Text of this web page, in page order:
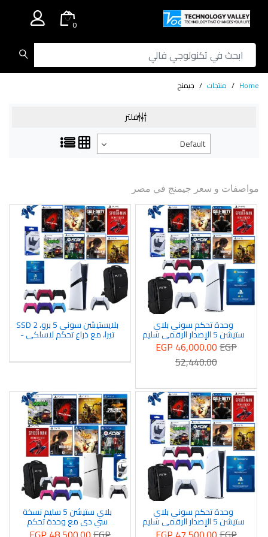
0
.
Home منتجات جيمنج
فلتر
Default
مواصفات و سعر جيمنج في مصر
وحدة تحكم سوني بلاي
ستيشن 5 الإصدار الرقمي سليم
825 جيجا SSD مع وحدة تحكم
دوال سينس + 8 ألعاب مجانية
و دراع دوال سيسنس ملون
EGP 46,000.00EGP
52,440.00
بلايستيشن سوني 5 برو، SSD 2
تيرا، مع ذراع تحكم لاسلكي -
ابيض مع 8 العاب مجانية و دراع
شنطة + 3 شهور بلس مجانا
وحدة تحكم سوني بلاي
ستيشن 5 الإصدار الرقمي سليم
مع وحدة تحكم دوال سينس +
بلاي ستيشن 5 سليم نسخة
سي دي مع وحدة تحكم
Dualsense مع 8 العاب مجانية